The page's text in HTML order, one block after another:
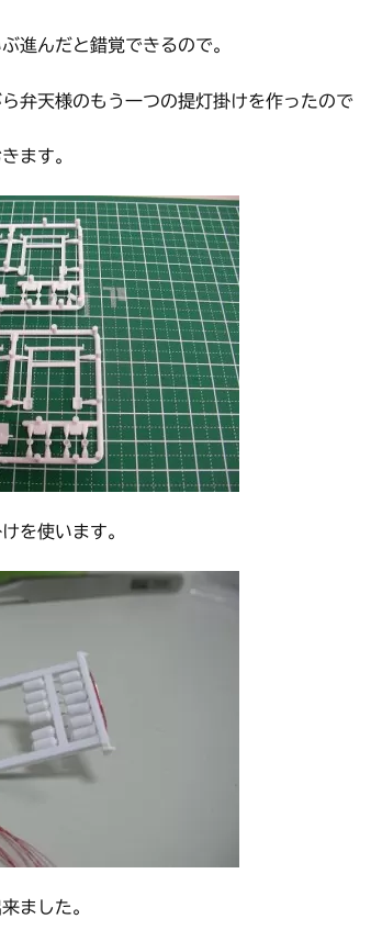
進んだと錯覚できるので。
弁天様のもう一つの提灯掛けを作ったので
ます。
を使います。
ました。